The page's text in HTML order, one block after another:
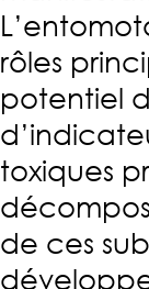
rôles
potentiel
toxiques
de ces